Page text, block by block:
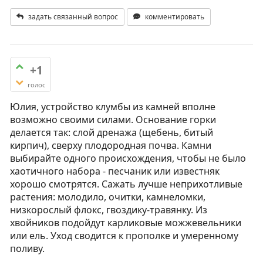
задать связанный вопрос комментировать
+1
голос
Юлия, устройство клумбы из камней вполне
возможно своими силами. Основание горки
делается так: слой дренажа (щебень, битый
кирпич), сверху плодородная почва. Камни
выбирайте одного происхождения, чтобы не было
хаотичного набора - песчаник или известняк
хорошо смотрятся. Сажать лучше неприхотливые
растения: молодило, очитки, камнеломки,
низкорослый флокс, гвоздику-травянку. Из
хвойников подойдут карликовые можжевельники
или ель. Уход сводится к прополке и умеренному
поливу.